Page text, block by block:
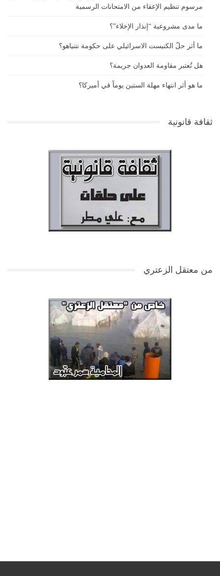
مرسوم تنظيم الإعفاء من الامتحانات الرسمية
ما مدى مشروعية “إنذار الإخلاء”؟
ما أثر حلّ الكنيست الاسرائيلي على حكومة نتنياهو؟
هل تُعتبر مقاومة العدوان جريمة؟
ما هو أثر انتهاء مهلة الستين يوماً في أميركا؟
ثقافة قانونية
من معتقل الزعتري